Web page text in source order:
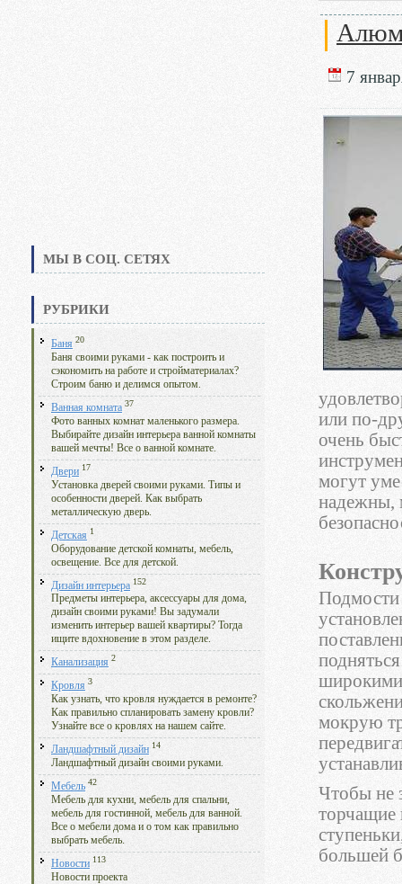
МЫ В СОЦ. СЕТЯХ
РУБРИКИ
Баня 20
Баня своими руками - как построить и
сэкономить на работе и стройматериалах?
Строим баню и делимся опытом.
Ванная комната 37
Фото ванных комнат маленького размера.
Выбирайте дизайн интерьера ванной комнаты
вашей мечты! Все о ванной комнате.
Двери 17
Установка дверей своими руками. Типы и
особенности дверей. Как выбрать
металлическую дверь.
Детская 1
Оборудование детской комнаты, мебель,
освещение. Все для детской.
Дизайн интерьера 152
Предметы интерьера, аксессуары для дома,
дизайн своими руками! Вы задумали
изменить интерьер вашей квартиры? Тогда
ищите вдохновение в этом разделе.
Канализация 2
Кровля 3
Как узнать, что кровля нуждается в ремонте?
Как правильно спланировать замену кровли?
Узнайте все о кровлях на нашем сайте.
Ландшафтный дизайн 14
Ландшафтный дизайн своими руками.
Мебель 42
Мебель для кухни, мебель для спальни,
мебель для гостинной, мебель для ванной.
Все о мебели дома и о том как правильно
выбрать мебель.
Новости 113
Новости проекта
7
или по-
очень
могут
надежны,
Подмости
широкими
мокрую
Чтобы не
торчащие
большей